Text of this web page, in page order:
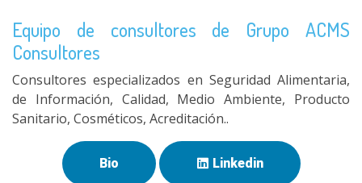
Equipo de consultores de Grupo ACMS
Consultores
Consultores especializados en Seguridad Alimentaria,
de Información, Calidad, Medio Ambiente, Producto
Sanitario, Cosméticos, Acreditación..
Bio Linkedin